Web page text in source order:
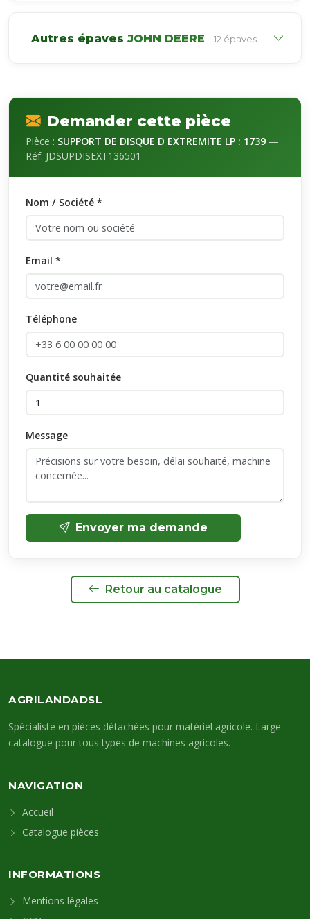
Autres épaves JOHN DEERE 12 épaves
Demander cette pièce
Pièce : SUPPORT DE DISQUE D EXTREMITE LP : 1739 —
Réf. JDSUPDISEXT136501
Nom / Société *
Email *
Téléphone
Quantité souhaitée
Message
Envoyer ma demande
Retour au catalogue
AGRILANDADSL
Spécialiste en pièces détachées pour matériel agricole. Large
catalogue pour tous types de machines agricoles.
NAVIGATION
Accueil
Catalogue pièces
INFORMATIONS
Mentions légales